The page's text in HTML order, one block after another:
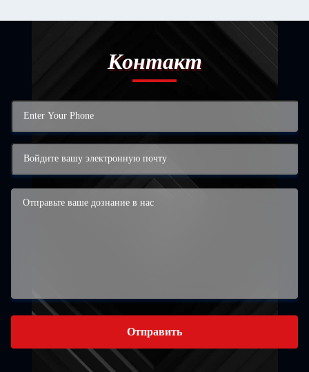
Контакт
Отправить